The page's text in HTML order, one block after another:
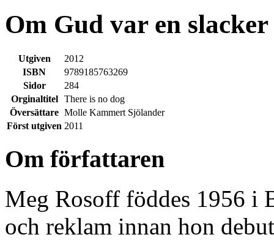
Om Gud var en slacker
Utgiven
2012
ISBN
9789185763269
Sidor
284
Orginaltitel
There is no dog
Översättare Molle Kammert Sjölander
Först utgiven 2011
Om författaren
Meg Rosoff föddes 1956 i
och reklam innan hon